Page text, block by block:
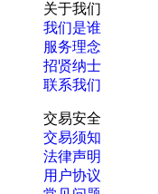
关于我们
我们是谁
服务理念
招贤纳士
联系我们
交易安全
交易须知
法律声明
用户协议